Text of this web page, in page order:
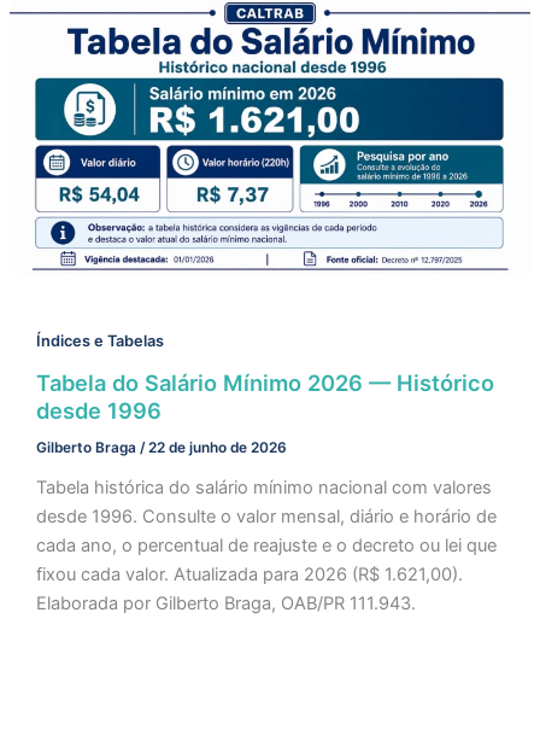
Índices e Tabelas
Tabela do Salário Mínimo 2026 — Histórico
desde 1996
Gilberto Braga /22 de junho de 2026
Tabela histórica do salário mínimo nacional com valores
desde 1996. Consulte o valor mensal, diário e horário de
cada ano, o percentual de reajuste e o decreto ou lei que
fixou cada valor. Atualizada para 2026 (R$ 1.621,00).
Elaborada por Gilberto Braga, OAB/PR 111.943.